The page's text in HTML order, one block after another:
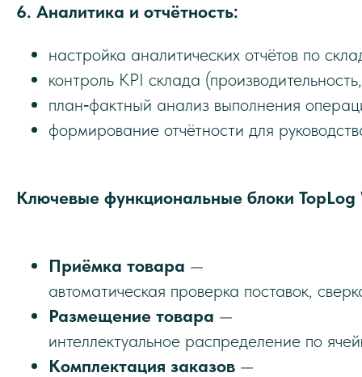
6. Аналитика и отчётность:
настройка аналитических отчётов по
контроль KPI склада
план‑фактный анализ выполнения
формирование отчётности для
Ключевые функциональные блоки
Приёмка товара —
автоматическая проверка поставок,
Размещение товара —
интеллектуальное распределение по
Комплектация заказов —